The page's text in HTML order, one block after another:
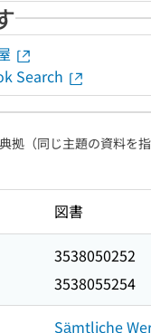
Search
拠（同じ主題の資料を
図書
3538050252
3538055254
Sämtliche